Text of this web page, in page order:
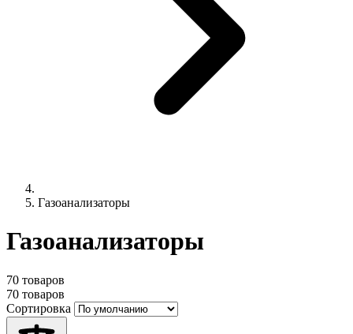
Газоанализаторы
Газоанализаторы
70 товаров
70 товаров
Сортировка